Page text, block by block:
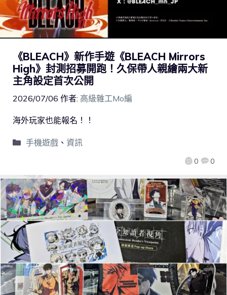
《BLEACH》新作手遊《BLEACH Mirrors
High》封測招募開跑！久保帶人親繪兩大新
主角設定首次公開
2026/07/06 作者: 高級雜工Mo編
0 0
海外玩家也能報名！！
手機遊戲、 資訊